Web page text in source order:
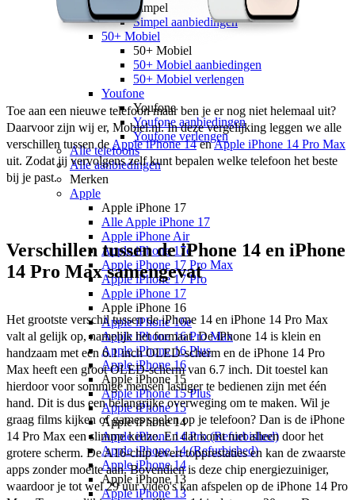
Simpel
Simpel aanbiedingen
50+ Mobiel
50+ Mobiel
50+ Mobiel aanbiedingen
50+ Mobiel verlengen
Youfone
Youfone
Youfone aanbiedingen
Youfone verlengen
Alle telefoons
Alle aanbiedingen
Merken
Apple
Apple iPhone 17
Alle Apple iPhone 17
Apple iPhone Air
Apple iPhone 17e
Apple iPhone 17 Pro Max
Apple iPhone 17 Pro
Apple iPhone 17
Apple iPhone 16
Apple iPhone 16e
Apple iPhone 16 Pro Max
Apple iPhone 16 Plus
Apple iPhone 16
Apple iPhone 15
Apple iPhone 15 Plus
Apple iPhone 15
Apple iPhone 14
Apple iPhone 14 Pro (Refurbished)
Apple iPhone 14 (Refurbished)
Apple iPhone 14
Apple iPhone 13
Apple iPhone 13
Toe aan een nieuwe telefoon maar ben je er nog niet helemaal uit?
Daarvoor zijn wij er, Mobiel.nl. In deze vergelijking leggen we alle
verschillen tussen de Apple iPhone 14 en Apple iPhone 14 Pro Max
uit. Zodat jij vervolgens zelf kunt bepalen welke telefoon het beste
bij je past.
Verschillen tussen de iPhone 14 en iPhone
14 Pro Max samengevat
Het grootste verschil tussen de iPhone 14 en iPhone 14 Pro Max
valt al gelijk op, namelijk het formaat. De iPhone 14 is klein en
handzaam met een 6.1 inch OLED-scherm en de iPhone 14 Pro
Max heeft een groot OLED-scherm van 6.7 inch. Dit toestel kan
hierdoor voor sommige mensen lastiger te bedienen zijn met één
hand. Dit is dus een belangrijke overweging om te maken. Wil je
graag films kijken of games spelen op je telefoon? Dan is de iPhone
14 Pro Max een slimme keuze. En dat komt niet alleen door het
grotere scherm. De A16-chip levert topprestaties en kan de zwaarste
apps zonder moeite aan. Bovendien is deze chip energiezuiniger,
waardoor je tot wel 29 uur video's kan afspelen op de iPhone 14 Pro